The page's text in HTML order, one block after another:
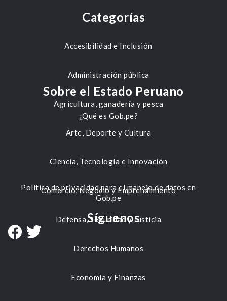
Categorías
Accesibilidad e Inclusión
Administración pública
Agricultura, ganadería y pesca
Arte, Deporte y Cultura
Ciencia, Tecnología e Innovación
Comercio, Negocio y Emprendimiento
Defensa, Seguridad y Justicia
Derechos Humanos
Economía y Finanzas
Sobre el Estado Peruano
¿Qué es Gob.pe?
Política de privacidad para el manejo de datos en
Gob.pe
Síguenos